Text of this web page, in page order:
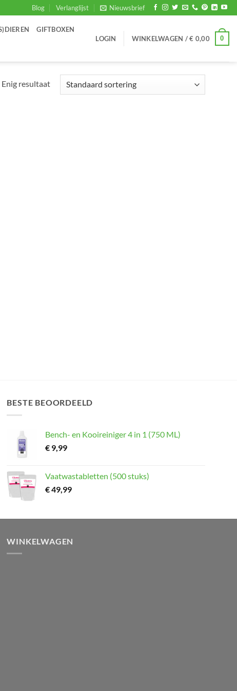
Blog Verlanglijst Nieuwsbrief
GIFTBOXEN
LOGIN WINKELWAGEN /€ 0,00 0
Enig resultaat
BESTE BEOORDEELD
Bench- en Kooireiniger 4 in 1 (750 ML)
€ 9,99
Vaatwastabletten (500 stuks)
€49,99
WINKELWAGEN